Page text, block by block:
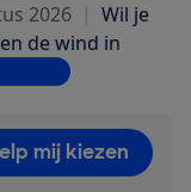
2026 | Wil je
de wind in
meer
mij kiezen